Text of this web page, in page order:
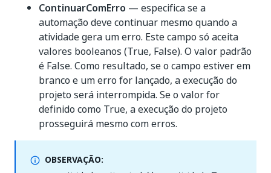
ContinuarComErro — especifica se a
automação deve continuar mesmo quando a
atividade gera um erro. Este campo só aceita
valores booleanos (True, False). O valor padrão
é False. Como resultado, se o campo estiver em
branco e um erro for lançado, a execução do
projeto será interrompida. Se o valor for
definido como True, a execução do projeto
prosseguirá mesmo com erros.
OBSERVAÇÃO: